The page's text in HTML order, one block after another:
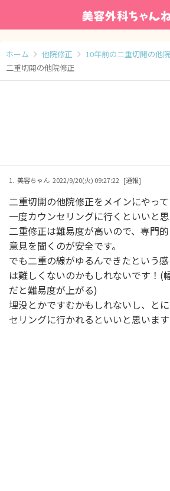
ホーム 他院修正 10年前の二重切開の他
二重切開の他院修正
1. 美容ちゃん 2022/9/20(火) 09:27:22 [通報]
二重切開の他院修正をメインにやっ
一度カウンセリングに行くといいと思
二重修正は難易度が高いので、専門
意見を聞くのが安全です。
でも二重の線がゆるんできたという
は難しくないのかもしれないです！(
だと難易度が上がる)
埋没とかですむかもしれないし、と
セリングに行かれるといいと思いま